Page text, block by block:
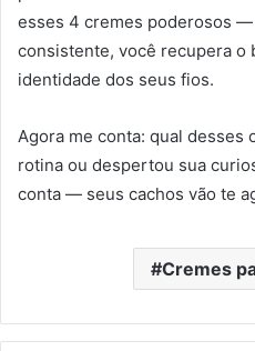
esses 4 cremes poderosos
consistente, você recupera o
identidade dos seus fios.
Agora me conta: qual desses
rotina ou despertou sua
conta — seus cachos vão te
Cremes